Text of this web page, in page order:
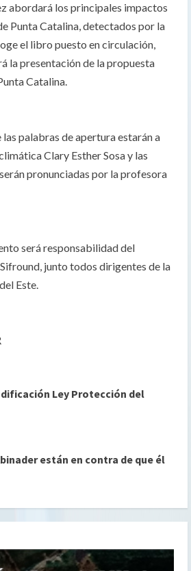
abordará los principales impactos
Punta Catalina, detectados por la
el libro puesto en circulación,
la presentación de la propuesta
Catalina.
palabras de apertura estarán a
Clary Esther Sosa y las
pronunciadas por la profesora
será responsabilidad del
junto todos dirigentes de la
Este.
Ley Protección del
están en contra de que él